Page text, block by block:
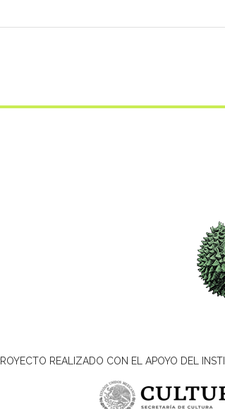
REALIZADO CON EL APOYO DEL